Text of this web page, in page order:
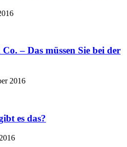
– Das müssen Sie bei der
2016
es das?